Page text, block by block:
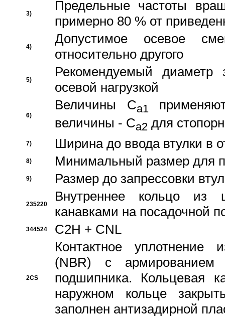
3)
Предельные частоты
примерно 80 % от
4)
Допустимое осевое
относительно другого
5)
Рекомендуемый диаметр
осевой нагрузкой
6)
Величины Ca1
величины - Ca2 для
7) Ширина до ввода втулки в
8) Минимальный размер для
9) Размер до запрессовки
235220
Внутреннее кольцо из
канавками на посадочной
344524 C2H + CNL
2CS
Контактное уплотнение
(NBR) с
подшипника. Кольцевая
наружном кольце
заполнен антизадирной